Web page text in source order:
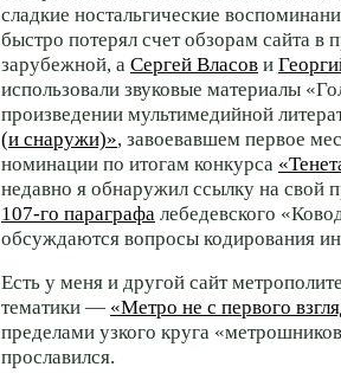
сладкие ностальгические
быстро потерял счет обзорам сайта в
зарубежной, а Сергей Власов и
использовали звуковые материалы
произведении мультимедийной
(и снаружи)», завоевавшем первое
номинации по итогам конкурса
недавно я обнаружил ссылку на свой
107-го параграфа лебедевского
обсуждаются вопросы кодирования
Есть у меня и другой сайт
тематики — «Метро не с первого
пределами узкого круга
прославился.